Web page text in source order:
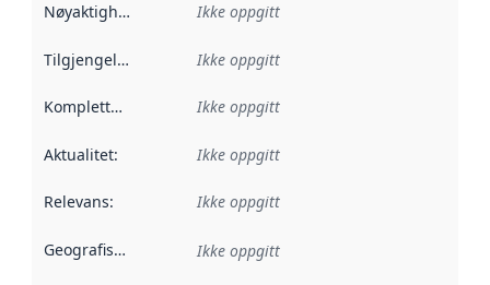
Nøyaktighet Ikke oppgitt
Tilgjengelighet Ikke oppgitt
Kompletthet Ikke oppgitt
Aktualitet: Ikke oppgitt
Relevans: Ikke oppgitt
Geografisk avgrensning :
Ikke oppgitt